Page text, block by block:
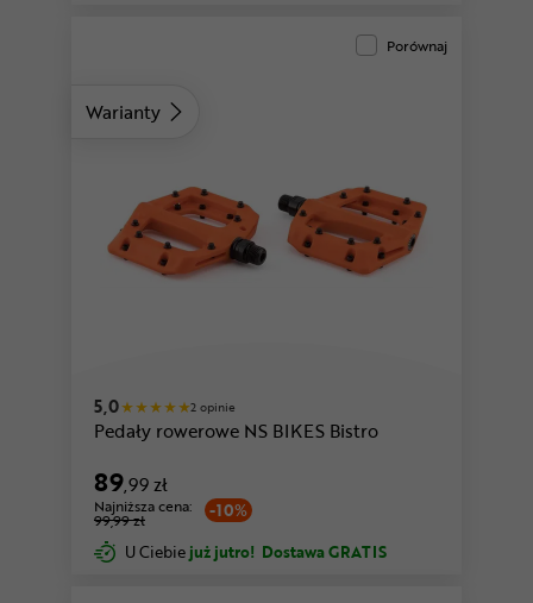
Warianty
Porównaj
5,0 2 opinie
Pedały rowerowe NS BIKES Bistro
89,99 zł
-10%
Najniższa cena:
99,99 zł
U Ciebie już jutro! Dostawa GRATIS